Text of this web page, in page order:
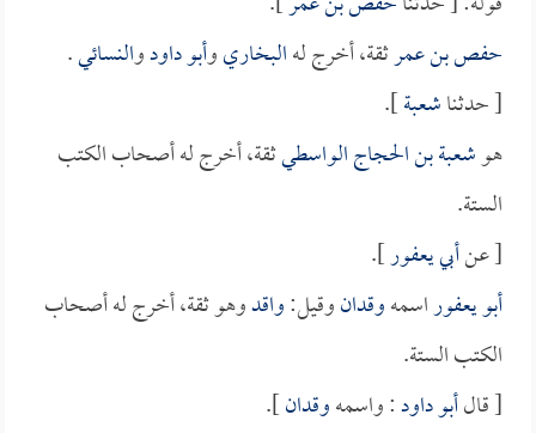
حفص بن عمرثقة، أخرج لهالبخاريوأبو داودوالنسائي.
[ حدثناشعبة].
هوشعبة بن الحجاج الواسطيثقة، أخرج له أصحاب الكتب
الستة.
[ عنأبي يعفور].
أبو يعفوراسمهوقدانوقيل:واقدوهو ثقة، أخرج له أصحاب
الكتب الستة.
[ قالأبو داود: واسمهوقدان].